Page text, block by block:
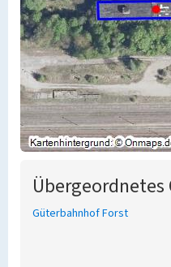
Übergeordnetes
Güterbahnhof Forst